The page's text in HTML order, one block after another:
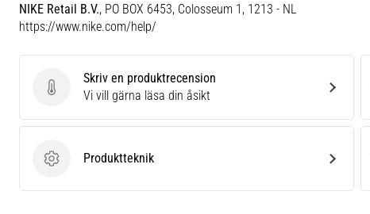
NIKE Retail B.V., PO BOX 6453, Colosseum 1, 1213 - NL
https://www.nike.com/help/
Skriv en produktrecension
Skriv en produktrecension
Vi vill gärna läsa din åsikt
ProduktteknikProduktteknik